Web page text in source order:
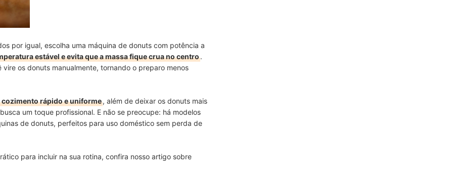
por igual, escolha uma máquina de donuts com potência a
estável e evita que a massa fique crua no centro.
os donuts manualmente, tornando o preparo menos
rápido e uniforme, além de deixar os donuts mais
um toque profissional. E não se preocupe: há modelos
de donuts, perfeitos para uso doméstico sem perda de
para incluir na sua rotina, confira nosso artigo sobre